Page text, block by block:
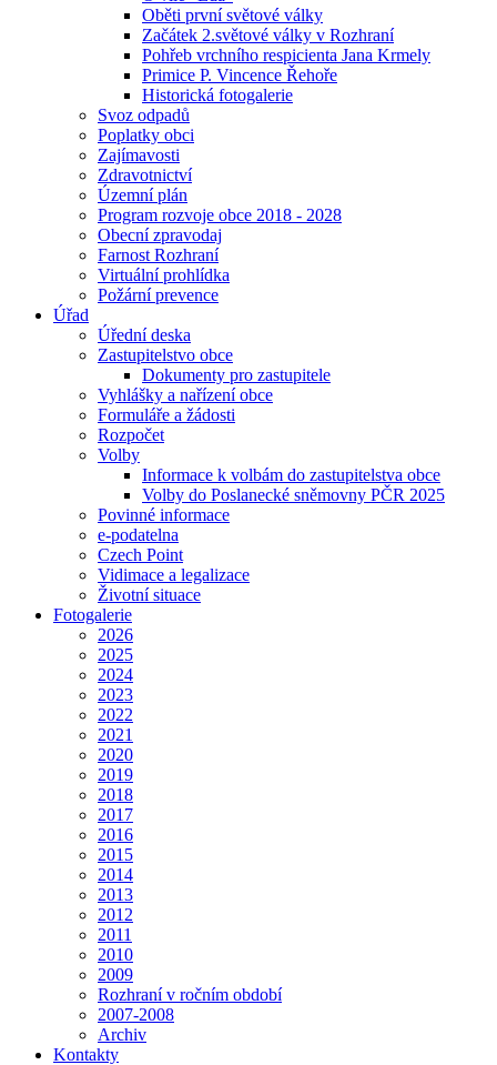
Oběti první světové války
Začátek 2.světové války v Rozhraní
Pohřeb vrchního respicienta Jana Krmely
Primice P. Vincence Řehoře
Historická fotogalerie
Svoz odpadů
Poplatky obci
Zajímavosti
Zdravotnictví
Územní plán
Program rozvoje obce 2018 - 2028
Obecní zpravodaj
Farnost Rozhraní
Virtuální prohlídka
Požární prevence
Úřad
Úřední deska
Zastupitelstvo obce
Dokumenty pro zastupitele
Vyhlášky a nařízení obce
Formuláře a žádosti
Rozpočet
Volby
Informace k volbám do zastupitelstva obce
Volby do Poslanecké sněmovny PČR 2025
Povinné informace
e-podatelna
Czech Point
Vidimace a legalizace
Životní situace
Fotogalerie
2026
2025
2024
2023
2022
2021
2020
2019
2018
2017
2016
2015
2014
2013
2012
2011
2010
2009
Rozhraní v ročním období
2007-2008
Archiv
Kontakty